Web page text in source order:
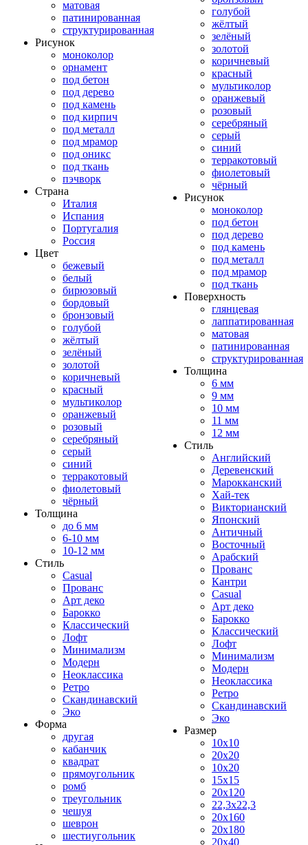
матовая
патинированная
структурированная
Рисунок
моноколор
орнамент
под бетон
под дерево
под камень
под кирпич
под металл
под мрамор
под оникс
под ткань
пэчворк
Страна
Италия
Испания
Португалия
Россия
Цвет
бежевый
белый
бирюзовый
бордовый
бронзовый
голубой
жёлтый
зелёный
золотой
коричневый
красный
мультиколор
оранжевый
розовый
серебряный
серый
синий
терракотовый
фиолетовый
чёрный
Толщина
до 6 мм
6-10 мм
10-12 мм
Стиль
Casual
Прованс
Арт деко
Барокко
Классический
Лофт
Минимализм
Модерн
Неоклассика
Ретро
Скандинавский
Эко
Форма
другая
кабанчик
квадрат
прямоугольник
ромб
треугольник
чешуя
шеврон
шестиугольник
голубой
жёлтый
зелёный
золотой
коричневый
красный
мультиколор
оранжевый
розовый
серебряный
серый
синий
терракотовый
фиолетовый
чёрный
Рисунок
моноколор
под бетон
под дерево
под камень
под металл
под мрамор
под ткань
Поверхность
глянцевая
лаппатированная
матовая
патинированная
структурированная
Толщина
6 мм
9 мм
10 мм
11 мм
12 мм
Стиль
Английский
Деревенский
Марокканский
Хай-тек
Викторианский
Японский
Античный
Восточный
Арабский
Прованс
Кантри
Casual
Арт деко
Барокко
Классический
Лофт
Минимализм
Модерн
Неоклассика
Ретро
Скандинавский
Эко
Размер
10x10
20x20
10x20
15x15
20x120
22,3x22,3
20x160
20x180
20x40